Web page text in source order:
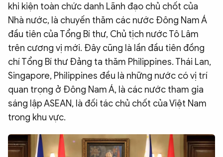
khi kiện toàn chức danh Lãnh đạo chủ chốt của
Nhà nước, là chuyến thăm các nước Đông Nam Á
đầu tiên của Tổng Bí thư, Chủ tịch nước Tô Lâm
trên cương vị mới. Đây cũng là lần đầu tiên đồng
chí Tổng Bí thư Đảng ta thăm Philippines. Thái Lan,
Singapore, Philippines đều là những nước có vị trí
quan trọng ở Đông Nam Á, là các nước tham gia
sáng lập ASEAN, là đối tác chủ chốt của Việt Nam
trong khu vực.